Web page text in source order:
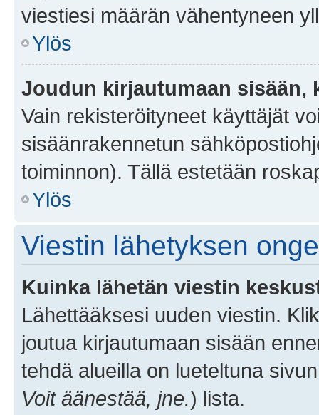
viestiesi määrän vähentyneen
Ylös
Joudun kirjautumaan sisään,
Vain rekisteröityneet käyttäjät
sisäänrakennetun
toiminnon). Tällä estetään
Ylös
Viestin lähetyksen
Kuinka lähetän viestin
Lähettääksesi uuden viestin.
joutua kirjautumaan sisään
tehdä alueilla on lueteltuna
Voit äänestää, jne.) lista.